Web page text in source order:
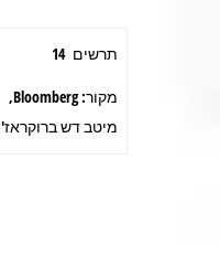
תרשים 14
מקור: Bloomberg,
מיטב דש ברוקראז'